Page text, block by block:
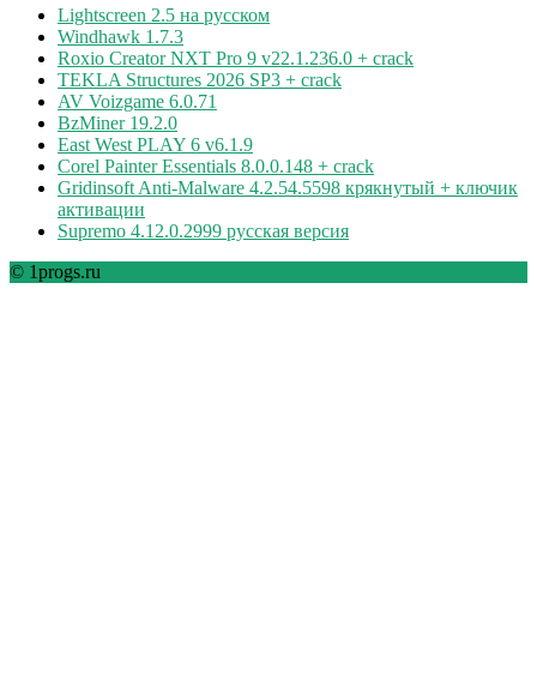
Lightscreen 2.5 на русском
Windhawk 1.7.3
Roxio Creator NXT Pro 9 v22.1.236.0 + crack
TEKLA Structures 2026 SP3 + crack
AV Voizgame 6.0.71
BzMiner 19.2.0
East West PLAY 6 v6.1.9
Corel Painter Essentials 8.0.0.148 + crack
Gridinsoft Anti-Malware 4.2.54.5598 крякнутый + ключик
активации
Supremo 4.12.0.2999 русская версия
© 1progs.ru